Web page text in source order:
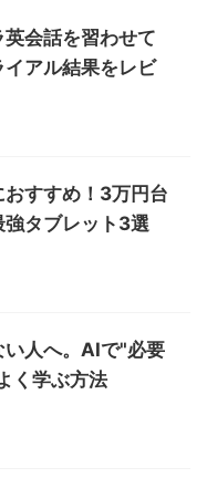
会話を習わせて
アル結果をレビ
すすめ！3万円台
タブレット3選
人へ。AIで"必要
く学ぶ方法